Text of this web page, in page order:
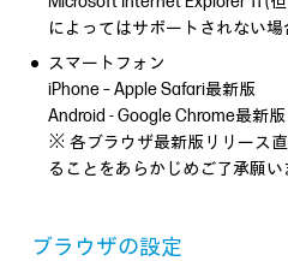
によってはサポートされない場
スマートフォン
iPhone – Apple Safari最新版
Android - Google Chrome最新版
※ 各ブラウザ最新版リリース
ることをあらかじめご了承願い
ブラウザの設定